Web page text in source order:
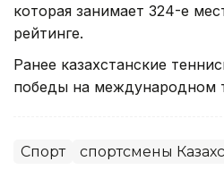
которая занимает 324-е
рейтинге.
Ранее казахстанские
победы на международном
Спорт спортсмены